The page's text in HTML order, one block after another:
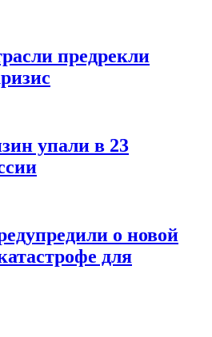
предрекли
упали в 23
о новой
для